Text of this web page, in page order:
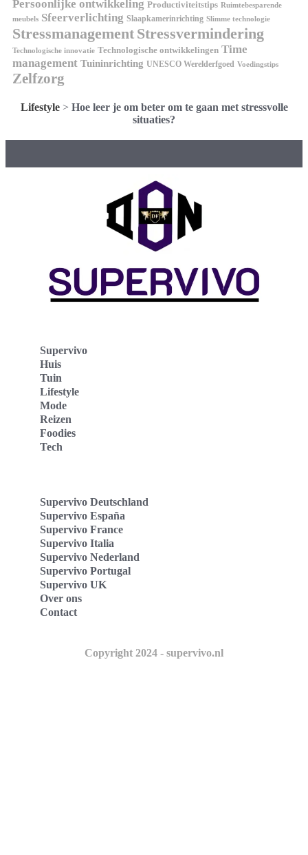
Persoonlijke ontwikkeling Productiviteitstips Ruimtebesparende
meubels Sfeerverlichting Slaapkamerinrichting Slimme technologie
Stressmanagement Stressvermindering
Technologische innovatie Technologische ontwikkelingen Time
management Tuininrichting UNESCO Werelderfgoed Voedingstips
Zelfzorg
Lifestyle> Hoe leer je om beter om te gaan met stressvolle
situaties?
Supervivo
Huis
Tuin
Lifestyle
Mode
Reizen
Foodies
Tech
Supervivo Deutschland
Supervivo España
Supervivo France
Supervivo Italia
Supervivo Nederland
Supervivo Portugal
Supervivo UK
Over ons
Contact
Copyright 2024 - supervivo.nl